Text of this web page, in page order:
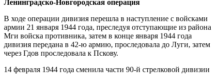
Ленинградско-Новгородская операция
В ходе операции дивизия перешла в наступление с войсками
армии 21 января 1944 года, преследуя отступающие из района
Мги войска противника, затем в конце января 1944 года
дивизия передана в 42-ю армию, проследовала до Луги, затем
через Гдов проследовала к Пскову.
14 февраля 1944 года сменила части 90-й стрелковой дивизии